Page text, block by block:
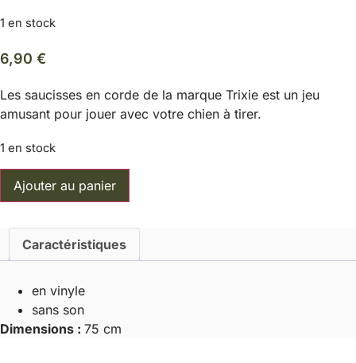
1 en stock
6,90 €
Les saucisses en corde de la marque Trixie est un jeu
amusant pour jouer avec votre chien à tirer.
1 en stock
quantité
de
Saucisses
corde
Trixie
Ajouter au panier
Caractéristiques
en vinyle
sans son
Dimensions : 75 cm